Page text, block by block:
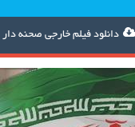
دانلود فیلم خارجی صحنه دار